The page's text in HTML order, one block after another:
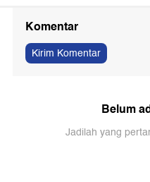
Komentar
Kirim Komentar
Belum
Jadilah yang